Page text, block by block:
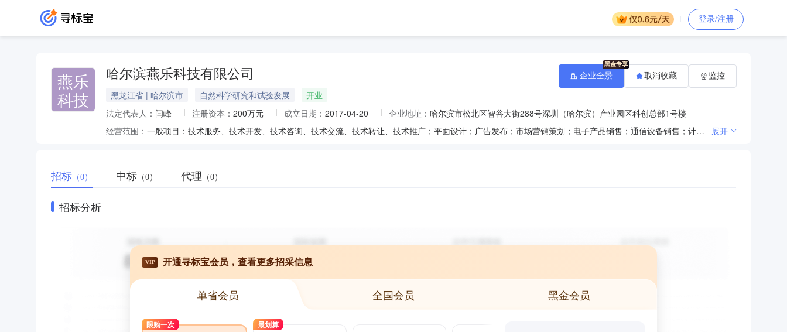
登录/注册
燕乐
科技
哈尔滨燕乐科技有限公司
黑龙江省 | 哈尔滨市 自然科学研究和试验发展
开业
法定代表人： 闫峰 注册资本： 200万元 成立日期： 2017-04-20 企业地址： 哈尔滨市松北区智谷大街288号深圳（哈尔滨）产业园区科创总部1号楼
经营范围：
一般项目：技术服务、技术开发、技术咨询、技术交流、技术转让、技术推广；平面设计；广告发布；市场营销策划；电子产品销售；通信设备销售；计算机软硬件及辅助设备批发；计算机软硬件及辅助设备零售；网络设备销售；智能家庭消费设备销售；仪器仪表销售；智能仪器仪表销售；日用品销售；日用百货销售；数字视频监控系统销售；国内贸易代理；软件开发；信息系统集成服务；人工智能应用软件开发；软件外包服务；网络技术服务；大数据服务；智能控制系统集成；人工智能通用应用系统；人工智能行业应用系统集成服务；物联网技术服务；信息系统运行维护服务；数据处理和存储支持服务；信息技术咨询服务；物联网应用服务；互联网数据服务；网络与信息安全软件开发；信息安全设备销售；电子专用设备制造；电子元器件与机电组件设备制造；可穿戴智能设备制造；智能家庭消费设备制造；电子元器件制造；电子专用材料制造；信息安全设备制造。许可项目：第一类增值电信业务；第二类增值电信业务；互联网信息服务。 展开
企业全景 取消收藏 监控
招标 （0） 中标 （0） 代理 （0）
招标分析
VIP 开通寻标宝会员，查看更多招采信息
单省会员 全国会员 黑金会员
限购一次 最划算